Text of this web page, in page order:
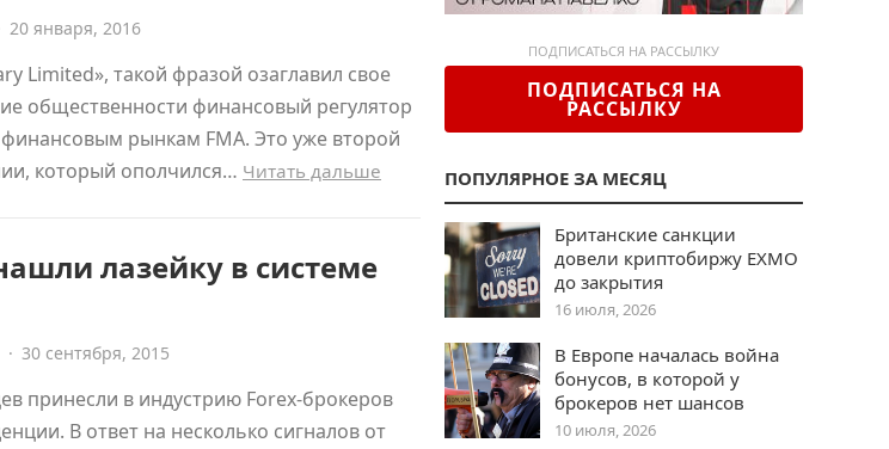
20 января, 2016
Limited», такой фразой озаглавил свое
общественности финансовый регулятор
рынкам FMA. Это уже второй
который ополчился… Читать дальше
лазейку в системе
· 30 сентября, 2015
принесли в индустрию Forex-брокеров
В ответ на несколько сигналов от
ПОДПИСАТЬСЯ НА РАССЫЛКУ
ПОДПИСАТЬСЯ НА
РАССЫЛКУ
ПОПУЛЯРНОЕ ЗА МЕСЯЦ
Британские санкции
довели криптобиржу EXMO
до закрытия
16 июля, 2026
В Европе началась война
бонусов, в которой у
брокеров нет шансов
10 июля, 2026